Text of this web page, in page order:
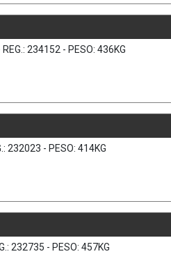
234152 - PESO: 436KG
232023 - PESO: 414KG
232735 - PESO: 457KG